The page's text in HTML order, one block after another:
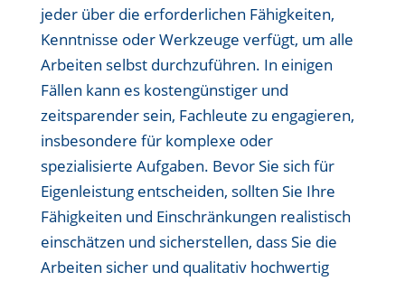
jeder über die erforderlichen Fähigkeiten,
Kenntnisse oder Werkzeuge verfügt, um alle
Arbeiten selbst durchzuführen. In einigen
Fällen kann es kostengünstiger und
zeitsparender sein, Fachleute zu engagieren,
insbesondere für komplexe oder
spezialisierte Aufgaben. Bevor Sie sich für
Eigenleistung entscheiden, sollten Sie Ihre
Fähigkeiten und Einschränkungen realistisch
einschätzen und sicherstellen, dass Sie die
Arbeiten sicher und qualitativ hochwertig